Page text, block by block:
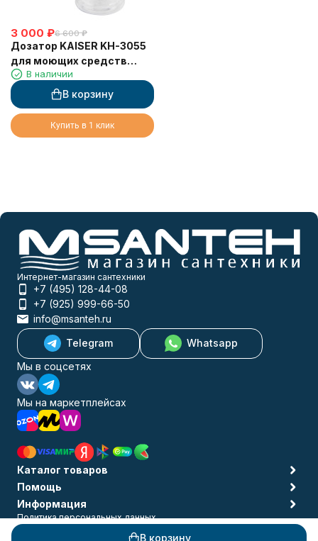
В корзину
3 000 ₽6 600 ₽
Дозатор KAISER KH-3055
для моющих средств
встраиваемый в мойку
серебристый матовый
330 мл
В наличии
В корзину
Купить в 1 клик
Интернет-магазин сантехники
+7 (495) 128-44-08
+7 (925) 999-66-50
info@msanteh.ru
Telegram
Whatsapp
Мы в соцсетях
Мы на маркетплейсах
Каталог товаров
Помощь
Информация
Политика персональных данных
© 2009-2026 MSANTEH